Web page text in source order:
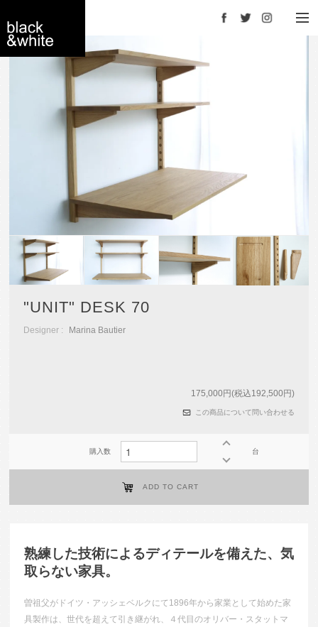
YOKOHAMA
"UNIT" DESK 70
Designer : Marina Bautier
175,000円(税込192,500円)
この商品について問い合わせる
購入数 台
ADD TO CART
熟練した技術によるディテールを備えた、気
取らない家具。
曽祖父がドイツ・アッシェベルクにて1896年から家業として始めた家
具製作は、世代を超えて引き継がれ、４代目のオリバー・スタットマ